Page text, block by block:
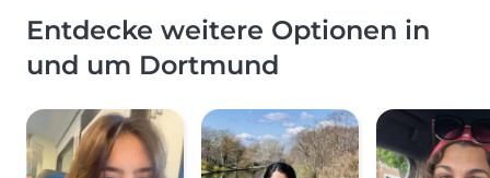
Entdecke weitere Optionen in
und um Dortmund